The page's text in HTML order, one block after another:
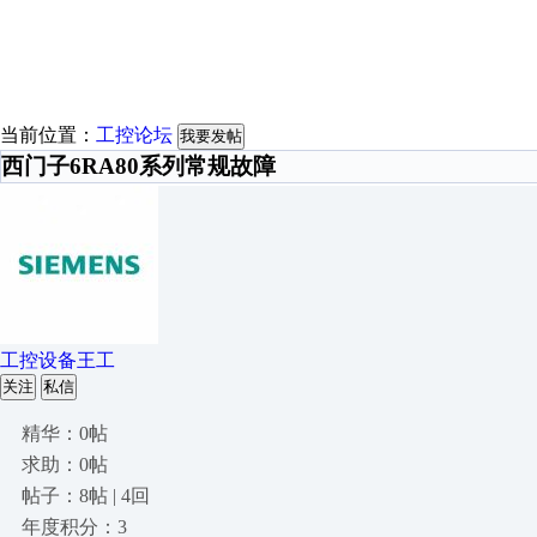
当前位置： 工控论坛 我要发帖
西门子6RA80系列常规故障
工控设备王工
关注 私信
精华：0帖
求助：0帖
帖子：8帖 | 4回
年度积分：3